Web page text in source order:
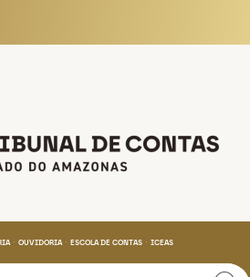
OUVIDORIA ESCOLA DE CONTAS ICEAS